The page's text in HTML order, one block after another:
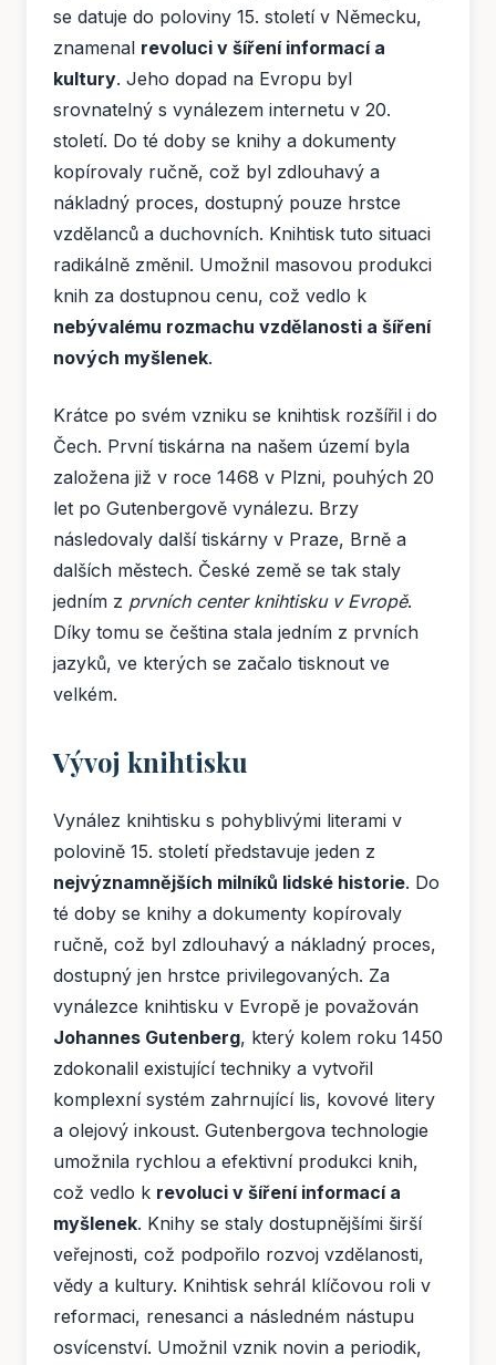
se datuje do poloviny 15. století v Německu,
znamenal revoluci v šíření informací a
kultury. Jeho dopad na Evropu byl
srovnatelný s vynálezem internetu v 20.
století. Do té doby se knihy a dokumenty
kopírovaly ručně, což byl zdlouhavý a
nákladný proces, dostupný pouze hrstce
vzdělanců a duchovních. Knihtisk tuto situaci
radikálně změnil. Umožnil masovou produkci
knih za dostupnou cenu, což vedlo k
nebývalému rozmachu vzdělanosti a šíření
nových myšlenek.
Krátce po svém vzniku se knihtisk rozšířil i do
Čech. První tiskárna na našem území byla
založena již v roce 1468 v Plzni, pouhých 20
let po Gutenbergově vynálezu. Brzy
následovaly další tiskárny v Praze, Brně a
dalších městech. České země se tak staly
jedním z prvních center knihtisku v Evropě.
Díky tomu se čeština stala jedním z prvních
jazyků, ve kterých se začalo tisknout ve
velkém.
Vývoj knihtisku
Vynález knihtisku s pohyblivými literami v
polovině 15. století představuje jeden z
nejvýznamnějších milníků lidské historie. Do
té doby se knihy a dokumenty kopírovaly
ručně, což byl zdlouhavý a nákladný proces,
dostupný jen hrstce privilegovaných. Za
vynálezce knihtisku v Evropě je považován
Johannes Gutenberg, který kolem roku 1450
zdokonalil existující techniky a vytvořil
komplexní systém zahrnující lis, kovové litery
a olejový inkoust. Gutenbergova technologie
umožnila rychlou a efektivní produkci knih,
což vedlo k revoluci v šíření informací a
myšlenek. Knihy se staly dostupnějšími širší
veřejnosti, což podpořilo rozvoj vzdělanosti,
vědy a kultury. Knihtisk sehrál klíčovou roli v
reformaci, renesanci a následném nástupu
osvícenství. Umožnil vznik novin a periodik,